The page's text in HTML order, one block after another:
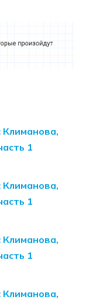
Климанова,
1
Климанова,
1
Климанова,
1
Климанова,